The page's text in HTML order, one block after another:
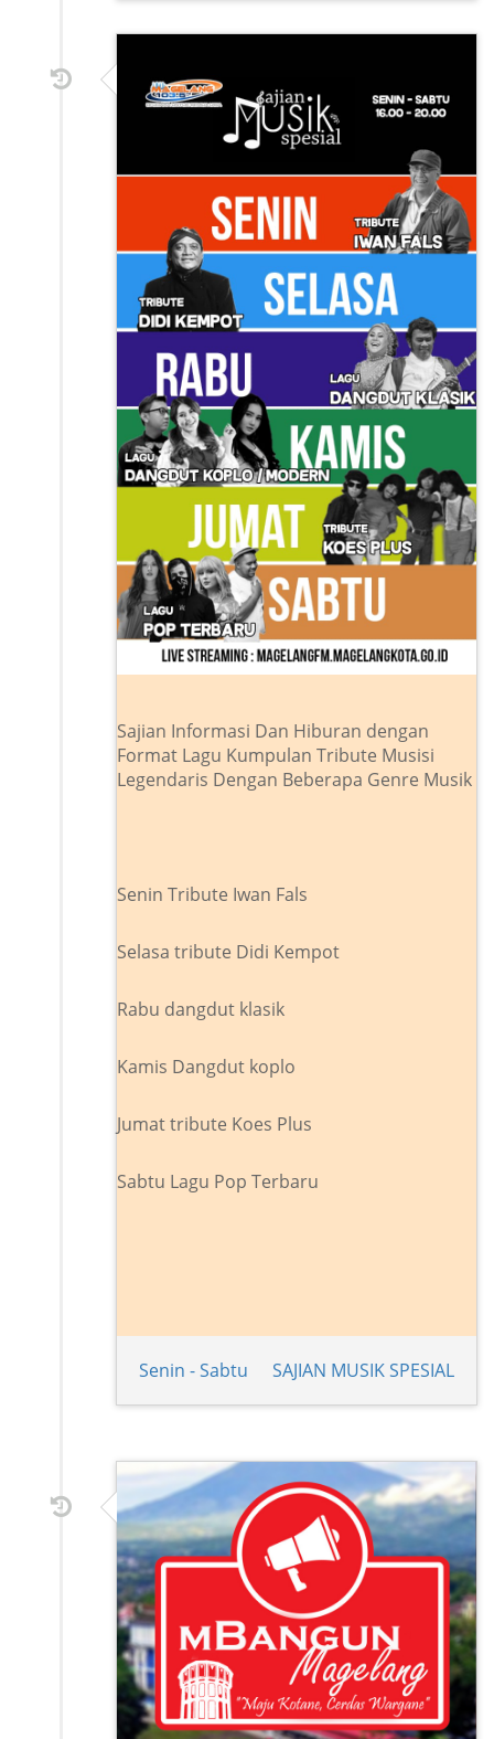
Sajian Informasi Dan Hiburan dengan
Format Lagu Kumpulan Tribute Musisi
Legendaris Dengan Beberapa Genre Musik
Senin Tribute Iwan Fals
Selasa tribute Didi Kempot
Rabu dangdut klasik
Kamis Dangdut koplo
Jumat tribute Koes Plus
Sabtu Lagu Pop Terbaru
Senin - Sabtu SAJIAN MUSIK SPESIAL